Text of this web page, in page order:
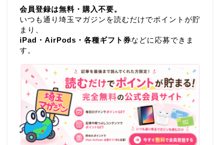
会員登録は無料・購入不要。
いつも通り埼玉マガジンを読むだけでポイントが貯
まり、
iPad・AirPods・各種ギフト券などに応募できま
す。